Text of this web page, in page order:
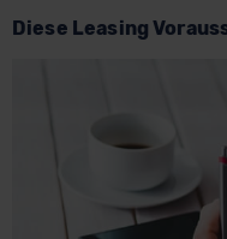
Diese Leasing